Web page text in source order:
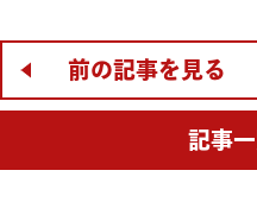
前の記事を見る
記事